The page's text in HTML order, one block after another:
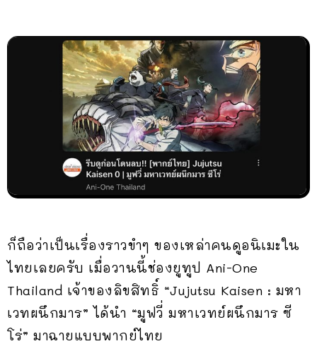
ก็ถือว่าเป็นเรื่องราวขำๆ ของเหล่าคนดูอนิเมะใน
ไทยเลยครับ เมื่อวานนี้ช่องยูทูป Ani-One
Thailand เจ้าของลิขสิทธิ์ “Jujutsu Kaisen : มหา
เวทผนึกมาร” ได้นำ “มูฟวี่ มหาเวทย์ผนึกมาร ซี
โร่” มาฉายแบบพากย์ไทย